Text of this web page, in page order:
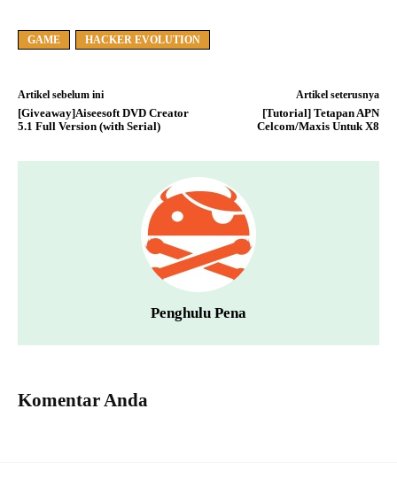
GAME HACKER EVOLUTION
Artikel sebelum ini
[Giveaway]Aiseesoft DVD Creator
5.1 Full Version (with Serial)
Artikel seterusnya
[Tutorial] Tetapan APN
Celcom/Maxis Untuk X8
Penghulu Pena
Komentar Anda